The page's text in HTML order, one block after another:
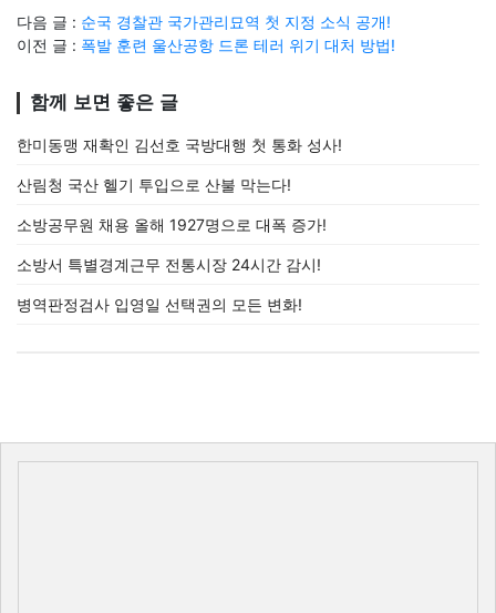
다음 글 : 순국 경찰관 국가관리묘역 첫 지정 소식 공개!
이전 글 : 폭발 훈련 울산공항 드론 테러 위기 대처 방법!
함께 보면 좋은 글
한미동맹 재확인 김선호 국방대행 첫 통화 성사!
산림청 국산 헬기 투입으로 산불 막는다!
소방공무원 채용 올해 1927명으로 대폭 증가!
소방서 특별경계근무 전통시장 24시간 감시!
병역판정검사 입영일 선택권의 모든 변화!